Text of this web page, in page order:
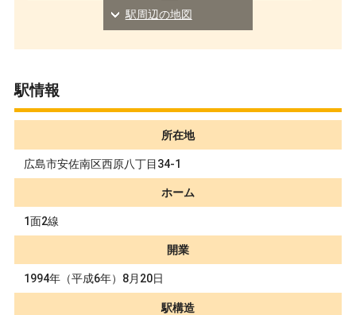
駅周辺の地図
駅情報
所在地
広島市安佐南区西原八丁目34-1
ホーム
1面2線
開業
1994年（平成6年）8月20日
駅構造